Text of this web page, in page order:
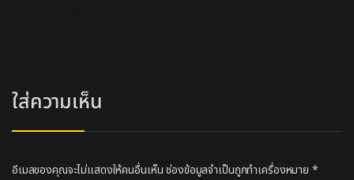
ใส่ความเห็น
อีเมลของคุณจะไม่แสดงให้คนอื่นเห็น ช่องข้อมูลจำเป็นถูกทำเครื่องหมาย *